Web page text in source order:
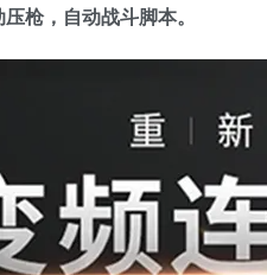
枪，自动战斗脚本。